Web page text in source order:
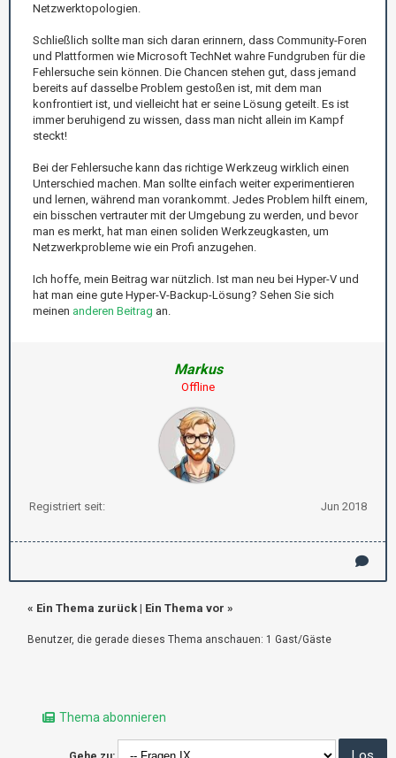
Netzwerktopologien.
Schließlich sollte man sich daran erinnern, dass Community-Foren
und Plattformen wie Microsoft TechNet wahre Fundgruben für die
Fehlersuche sein können. Die Chancen stehen gut, dass jemand
bereits auf dasselbe Problem gestoßen ist, mit dem man
konfrontiert ist, und vielleicht hat er seine Lösung geteilt. Es ist
immer beruhigend zu wissen, dass man nicht allein im Kampf
steckt!
Bei der Fehlersuche kann das richtige Werkzeug wirklich einen
Unterschied machen. Man sollte einfach weiter experimentieren
und lernen, während man vorankommt. Jedes Problem hilft einem,
ein bisschen vertrauter mit der Umgebung zu werden, und bevor
man es merkt, hat man einen soliden Werkzeugkasten, um
Netzwerkprobleme wie ein Profi anzugehen.
Ich hoffe, mein Beitrag war nützlich. Ist man neu bei Hyper-V und
hat man eine gute Hyper-V-Backup-Lösung? Sehen Sie sich
meinen anderen Beitrag an.
Markus
Offline
Registriert seit: Jun 2018
« Ein Thema zurück | Ein Thema vor »
Benutzer, die gerade dieses Thema anschauen: 1 Gast/Gäste
Thema abonnieren